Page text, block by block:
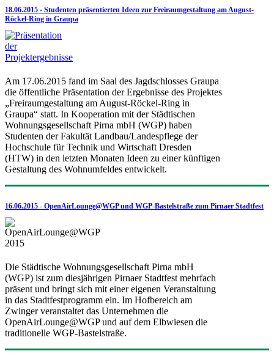
18.06.2015 - Studenten präsentierten Ideen zur Freiraumgestaltung am August-
Röckel-Ring in Graupa
Am 17.06.2015 fand im Saal des Jagdschlosses Graupa
die öffentliche Präsentation der Ergebnisse des Projektes
„Freiraumgestaltung am August-Röckel-Ring in
Graupa“ statt. In Kooperation mit der Städtischen
Wohnungsgesellschaft Pirna mbH (WGP) haben
Studenten der Fakultät Landbau/Landespflege der
Hochschule für Technik und Wirtschaft Dresden
(HTW) in den letzten Monaten Ideen zu einer künftigen
Gestaltung des Wohnumfeldes entwickelt.
16.06.2015 - OpenAirLounge@WGP und WGP-Bastelstraße zum Pirnaer Stadtfest
Die Städtische Wohnungsgesellschaft Pirna mbH
(WGP) ist zum diesjährigen Pirnaer Stadtfest mehrfach
präsent und bringt sich mit einer eigenen Veranstaltung
in das Stadtfestprogramm ein. Im Hofbereich am
Zwinger veranstaltet das Unternehmen die
OpenAirLounge@WGP und auf dem Elbwiesen die
traditionelle WGP-Bastelstraße.